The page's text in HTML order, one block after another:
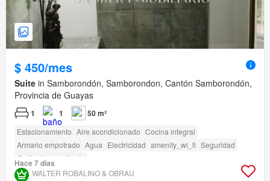
$ 450/mes
Suite in Samborondón, Samborondon, Cantón Samborondón,
Provincia de Guayas
1 1 50 m²
Estacionamiento Aire acondicionado Cocina integral
Armario empotrado Agua Electricidad amenity_wi_fi Seguridad
Garita de guardianía
Hace 7 días
WALTER ROBALINO & OBRAU